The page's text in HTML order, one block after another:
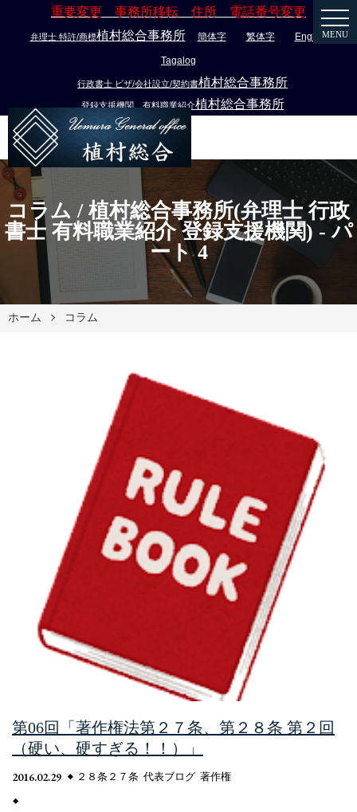
重要変更 事務所移転 住所 電話番号変更
弁理士 特許/商標植村総合事務所 簡体字 繁体字 English
Tagalog
行政書士 ビザ/会社設立/契約書植村総合事務所
登録支援機関 有料職業紹介植村総合事務所
MENU
コラム / 植村総合事務所(弁理士 行政
書士 有料職業紹介 登録支援機関) - パ
ート 4
ホーム コラム
第06回「著作権法第２７条、第２８条 第２回
（硬い、硬すぎる！！）」
2016.02.29 ２８条２７条 代表ブログ 著作権